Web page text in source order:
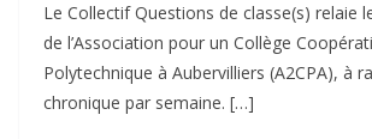
Le Collectif Questions de classe(s) relaie
de l’Association pour un Collège
Polytechnique à Aubervilliers (A2CPA), à
chronique par semaine. […]